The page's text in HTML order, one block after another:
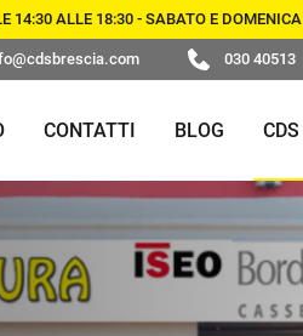
14:30 ALLE 18:30 - SABATO E
030 40513
CHIAVI E
TELECOMANDI PER
AUTO
E
PER
CONTATTI BLOG